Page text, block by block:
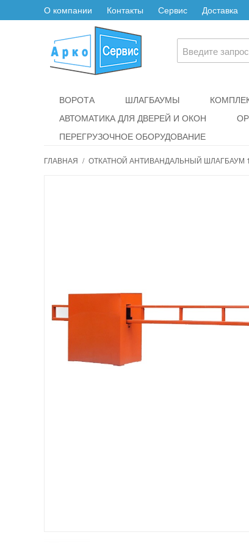
О компании Контакты Сервис Доставка
ВОРОТА ШЛАГБАУМЫ
АВТОМАТИКА ДЛЯ ДВЕРЕЙ И ОКОН
ПЕРЕГРУЗОЧНОЕ ОБОРУДОВАНИЕ
ГЛАВНАЯ / ОТКАТНОЙ АНТИВАНДАЛЬНЫЙ ШЛАГБАУМ